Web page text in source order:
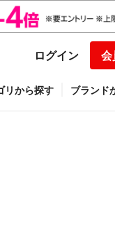
ログイン 会
リから探す ブランド